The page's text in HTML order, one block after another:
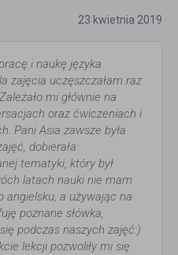
23 kwietnia 2019
i naukę języka
zajęcia uczęszczałam raz
mi głównie na
oraz ćwiczeniach i
Pani Asia zawsze była
dobierała
tematyki, który był
latach nauki nie mam
angielsku, a używając na
poznane słówka,
podczas naszych zajęć:)
lekcji pozwoliły mi się